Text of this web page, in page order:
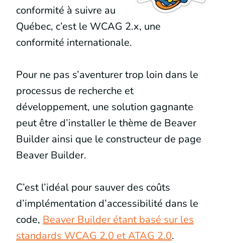
conformité à suivre au
Québec, c’est le WCAG 2.x, une
conformité internationale.
Pour ne pas s’aventurer trop loin dans le
processus de recherche et
développement, une solution gagnante
peut être d’installer le thème de Beaver
Builder ainsi que le constructeur de page
Beaver Builder.
C’est l’idéal pour sauver des coûts
d’implémentation d’accessibilité dans le
code, Beaver Builder étant basé sur les
standards WCAG 2.0 et ATAG 2.0.